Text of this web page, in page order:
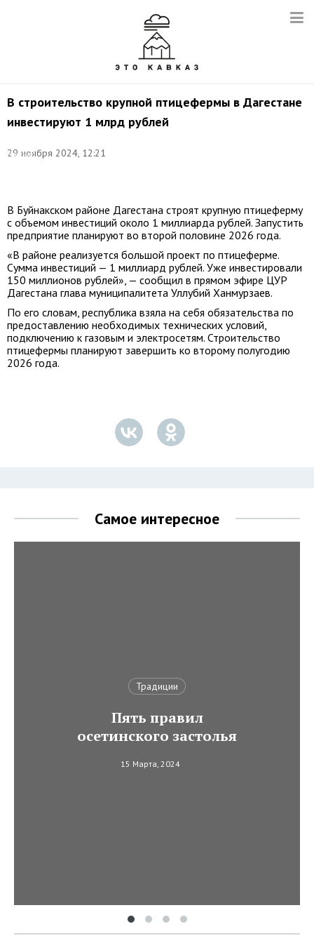
В строительство крупной птицефермы в Дагестане
инвестируют 1 млрд рублей
29 ноября 2024, 12:21
Евгений
В Буйнакском районе Дагестана строят крупную птицеферму
с объемом инвестиций около 1 миллиарда рублей. Запустить
предприятие планируют во второй половине 2026 года.
«В районе реализуется большой проект по птицеферме.
Сумма инвестиций — 1 миллиард рублей. Уже инвестировали
150 миллионов рублей», — сообщил в прямом эфире ЦУР
Дагестана глава муниципалитета Уллубий Ханмурзаев.
По его словам, республика взяла на себя обязательства по
предоставлению необходимых технических условий,
подключению к газовым и электросетям. Строительство
птицефермы планируют завершить ко второму полугодию
2026 года.
Самое интересное
Традиции
Пять правил
осетинского застолья
15 Марта, 2024